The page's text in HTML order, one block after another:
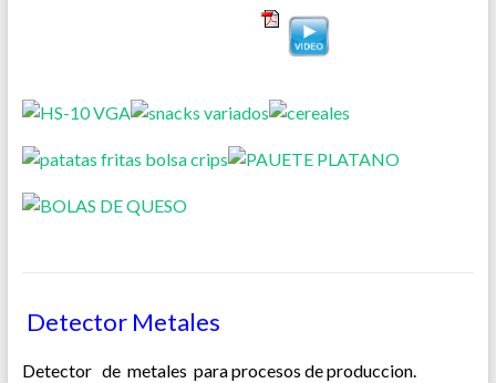
Detector Metales
Detector de metales para procesos de produccion.